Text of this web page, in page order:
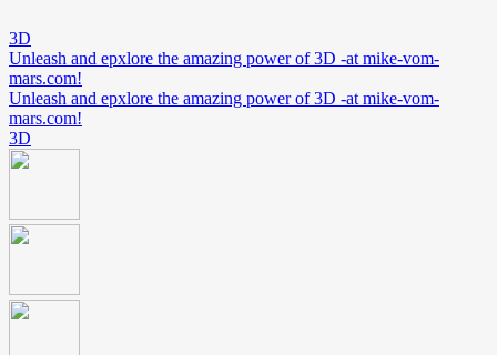
3D
Unleash and epxlore the amazing power of 3D -at mike-vom-
mars.com!
Unleash and epxlore the amazing power of 3D -at mike-vom-
mars.com!
3D